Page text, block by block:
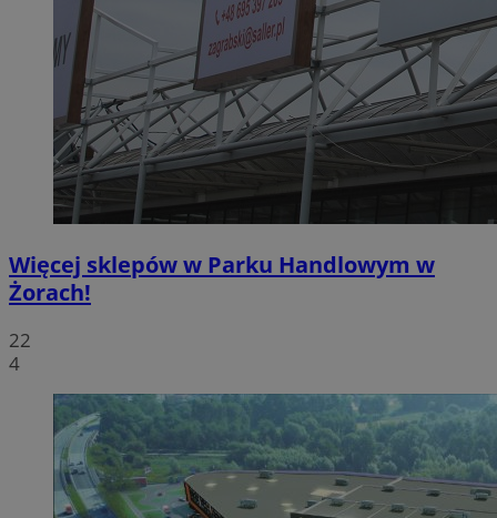
Więcej sklepów w Parku Handlowym w
Żorach!
22
4